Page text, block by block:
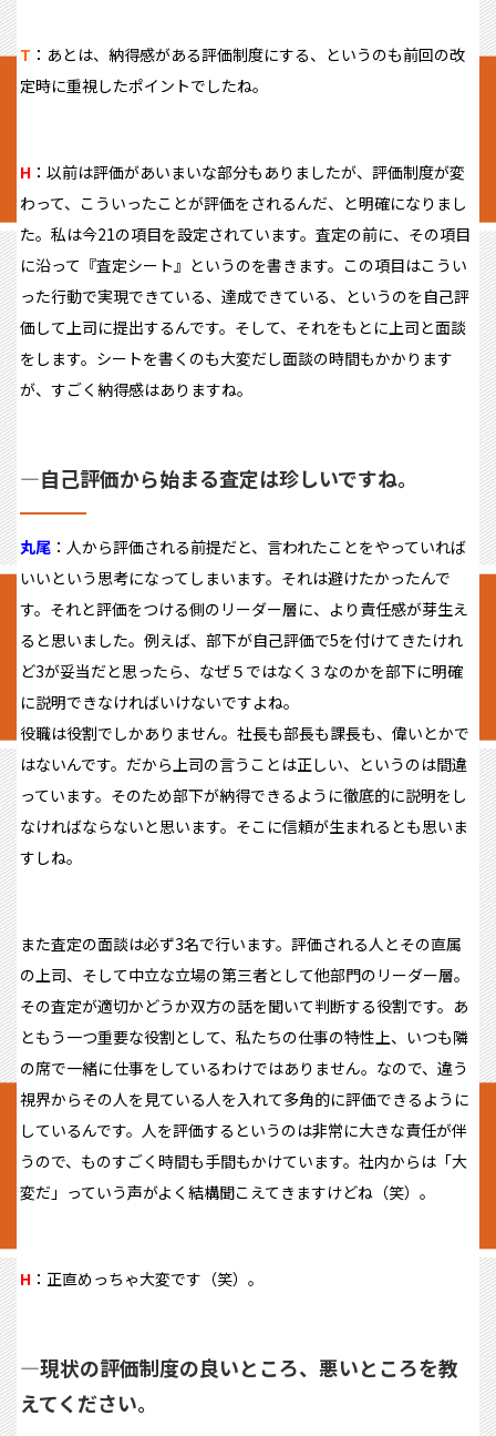
T ：あとは、納得感がある評価制度にする、というのも前回の改
定時に重視したポイントでしたね。
H：以前は評価があいまいな部分もありましたが、評価制度が変
わって、こういったことが評価をされるんだ、と明確になりまし
た。私は今21の項目を設定されています。査定の前に、その項目
に沿って『査定シート』というのを書きます。この項目はこうい
った行動で実現できている、達成できている、というのを自己評
価して上司に提出するんです。そして、それをもとに上司と面談
をします。シートを書くのも大変だし面談の時間もかかります
が、すごく納得感はありますね。
―自己評価から始まる査定は珍しいですね。
丸尾：人から評価される前提だと、言われたことをやっていれば
いいという思考になってしまいます。それは避けたかったんで
す。それと評価をつける側のリーダー層に、より責任感が芽生え
ると思いました。例えば、部下が自己評価で5を付けてきたけれ
ど3が妥当だと思ったら、なぜ５ではなく３なのかを部下に明確
に説明できなければいけないですよね。
役職は役割でしかありません。社長も部長も課長も、偉いとかで
はないんです。だから上司の言うことは正しい、というのは間違
っています。そのため部下が納得できるように徹底的に説明をし
なければならないと思います。そこに信頼が生まれるとも思いま
すしね。
また査定の面談は必ず3名で行います。評価される人とその直属
の上司、そして中立な立場の第三者として他部門のリーダー層。
その査定が適切かどうか双方の話を聞いて判断する役割です。あ
ともう一つ重要な役割として、私たちの仕事の特性上、いつも隣
の席で一緒に仕事をしているわけではありません。なので、違う
視界からその人を見ている人を入れて多角的に評価できるように
しているんです。人を評価するというのは非常に大きな責任が伴
うので、ものすごく時間も手間もかけています。社内からは「大
変だ」っていう声がよく結構聞こえてきますけどね（笑）。
H：正直めっちゃ大変です（笑）。
―現状の評価制度の良いところ、悪いところを教
えてください。